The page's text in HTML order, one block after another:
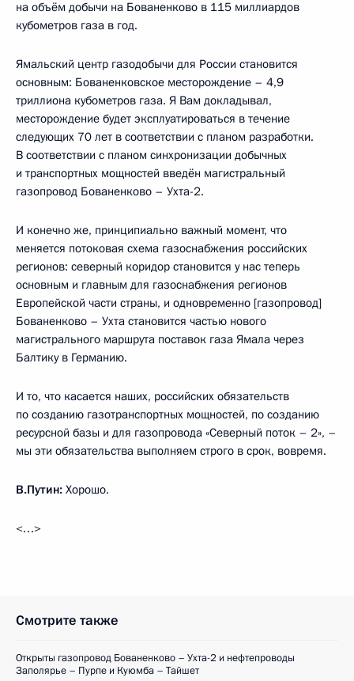
на объём добычи на Бованенково в 115 миллиардов
кубометров газа в год.
Ямальский центр газодобычи для России становится
основным: Бованенковское месторождение – 4,9
триллиона кубометров газа. Я Вам докладывал,
месторождение будет эксплуатироваться в течение
следующих 70 лет в соответствии с планом разработки.
В соответствии с планом синхронизации добычных
и транспортных мощностей введён магистральный
газопровод Бованенково – Ухта-2.
И конечно же, принципиально важный момент, что
меняется потоковая схема газоснабжения российских
регионов: северный коридор становится у нас теперь
основным и главным для газоснабжения регионов
Европейской части страны, и одновременно [газопровод]
Бованенково – Ухта становится частью нового
магистрального маршрута поставок газа Ямала через
Балтику в Германию.
И то, что касается наших, российских обязательств
по созданию газотранспортных мощностей, по созданию
ресурсной базы и для газопровода «Северный поток – 2», –
мы эти обязательства выполняем строго в срок, вовремя.
В.Путин: Хорошо.
<…>
Смотрите также
Открыты газопровод Бованенково – Ухта-2 и нефтепроводы
Заполярье – Пурпе и Куюмба – Тайшет